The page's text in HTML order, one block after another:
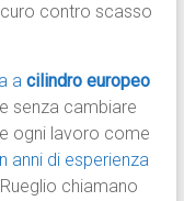
contro scasso
a cilindro europeo
senza cambiare
ogni lavoro come
anni di esperienza
chiamano